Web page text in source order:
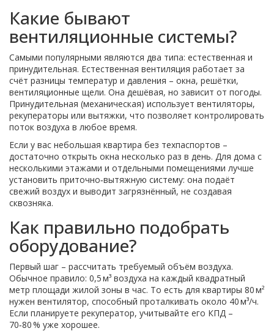
Какие бывают
вентиляционные системы?
Самыми популярными являются два типа: естественная и
принудительная. Естественная вентиляция работает за
счёт разницы температур и давления – окна, решётки,
вентиляционные щели. Она дешёвая, но зависит от погоды.
Принудительная (механическая) использует вентиляторы,
рекуператоры или вытяжки, что позволяет контролировать
поток воздуха в любое время.
Если у вас небольшая квартира без техпаспортов –
достаточно открыть окна несколько раз в день. Для дома с
несколькими этажами и отдельными помещениями лучше
установить приточно‑вытяжную систему: она подаёт
свежий воздух и выводит загрязнённый, не создавая
сквозняка.
Как правильно подобрать
оборудование?
Первый шаг – рассчитать требуемый объём воздуха.
Обычное правило: 0,5 м³ воздуха на каждый квадратный
метр площади жилой зоны в час. То есть для квартиры 80 м²
нужен вентилятор, способный проталкивать около 40 м³/ч.
Если планируете рекуператор, учитывайте его КПД –
70‑80 % уже хорошее.